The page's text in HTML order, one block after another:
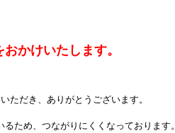
おかけいたします。
ただき、ありがとうございます。
ため、つながりにくくなっております。